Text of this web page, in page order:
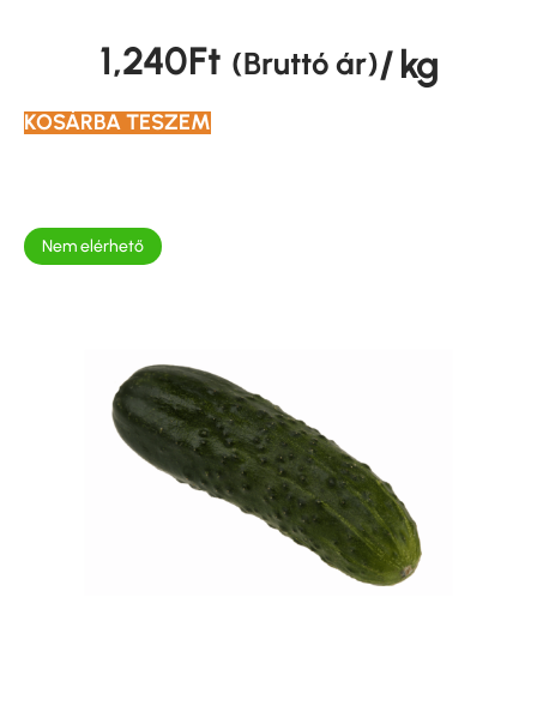
1,240Ft (Bruttó ár)/ kg
KOSÁRBA TESZEM
Nem elérhető